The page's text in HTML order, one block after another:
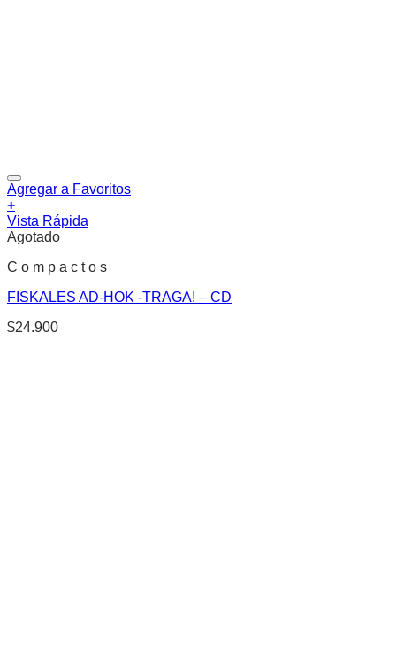
Agregar a Favoritos
+
Vista Rápida
Agotado
C o m p a c t o s
FISKALES AD-HOK -TRAGA! – CD
$24.900